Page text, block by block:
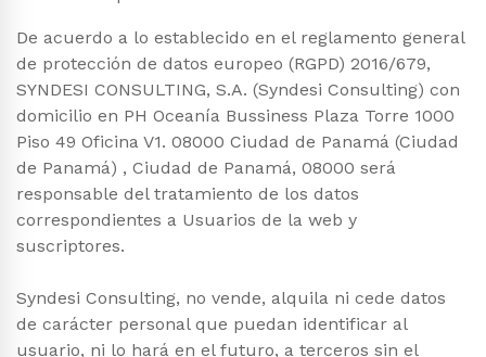
De acuerdo a lo establecido en el reglamento general
de protección de datos europeo (RGPD) 2016/679,
SYNDESI CONSULTING, S.A. (Syndesi Consulting) con
domicilio en PH Oceanía Bussiness Plaza Torre 1000
Piso 49 Oficina V1. 08000 Ciudad de Panamá (Ciudad
de Panamá) , Ciudad de Panamá, 08000 será
responsable del tratamiento de los datos
correspondientes a Usuarios de la web y
suscriptores.
Syndesi Consulting, no vende, alquila ni cede datos
de carácter personal que puedan identificar al
usuario, ni lo hará en el futuro, a terceros sin el